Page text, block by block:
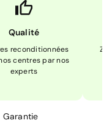
Qualité
reconditionnées
centres par nos
experts
Garantie